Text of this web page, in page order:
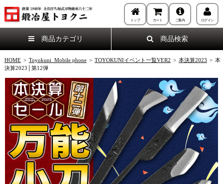
トップ カート ご案内 ログイン
商品カテゴリ 商品検索
HOME > Toyokuni_Mobile phone > TOYOKUNIイベント一覧VER2 > 本決算2023 > 本
決算2023│第12弾